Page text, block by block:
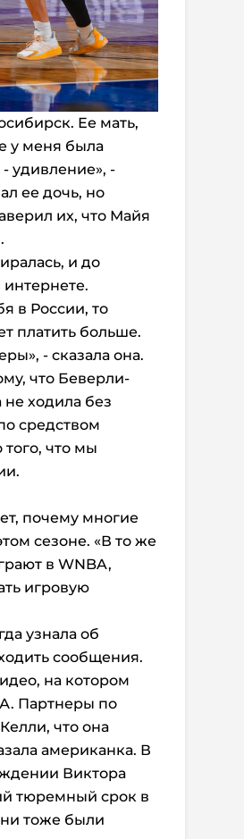
Ее мать,
у меня была
удивление», -
ее дочь, но
их, что Майя
и до
в России, то
платить больше.
- сказала она.
что Беверли-
ходила без
средством
что мы
почему многие
сезоне. «В то же
в WNBA,
игровую
узнала об
сообщения.
на котором
Партнеры по
что она
американка. В
Виктора
тюремный срок в
тоже были